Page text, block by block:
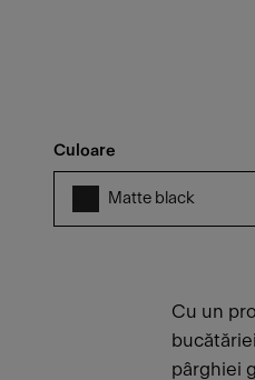
Culoare
Matte black
Cu un
pârghiei